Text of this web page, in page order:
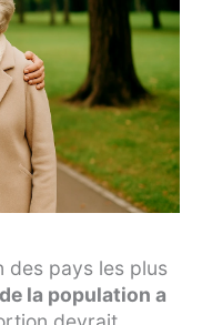
des pays les plus
la population a